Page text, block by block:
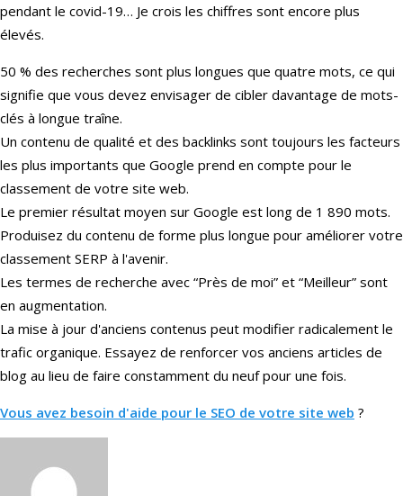
pendant le covid-19… Je crois les chiffres sont encore plus
élevés.
50 % des recherches sont plus longues que quatre mots, ce qui
signifie que vous devez envisager de cibler davantage de mots-
clés à longue traîne.
Un contenu de qualité et des backlinks sont toujours les facteurs
les plus importants que Google prend en compte pour le
classement de votre site web.
Le premier résultat moyen sur Google est long de 1 890 mots.
Produisez du contenu de forme plus longue pour améliorer votre
classement SERP à l'avenir.
Les termes de recherche avec “Près de moi” et “Meilleur” sont
en augmentation.
La mise à jour d'anciens contenus peut modifier radicalement le
trafic organique. Essayez de renforcer vos anciens articles de
blog au lieu de faire constamment du neuf pour une fois.
Vous avez besoin d'aide pour le SEO de votre site web ?